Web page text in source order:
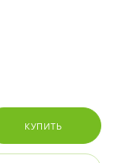
КУПИТЬ